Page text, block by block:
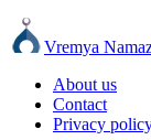
Vremya
About us
Contact
Privacy